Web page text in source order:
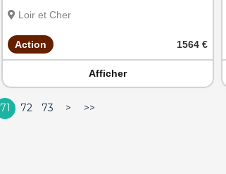
Loir et Cher
Action 1564 €
Afficher
71 72 73 > >>